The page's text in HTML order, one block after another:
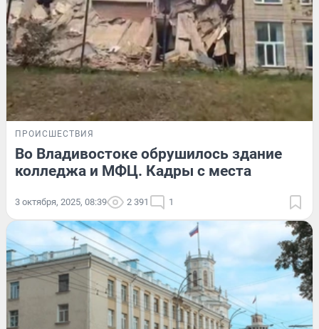
ПРОИСШЕСТВИЯ
Во Владивостоке обрушилось здание
колледжа и МФЦ. Кадры с места
3 октября, 2025, 08:39 2 391 1